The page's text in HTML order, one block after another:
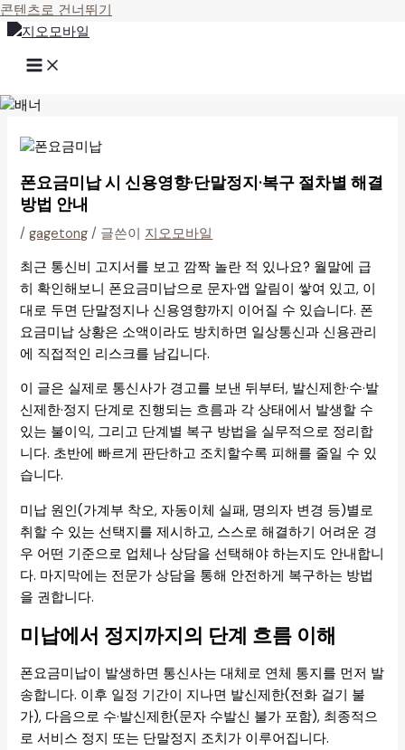
콘텐츠로 건너뛰기
폰요금미납 시 신용영향·단말정지·복구 절차별 해결
방법 안내
/gagetong / 글쓴이 지오모바일
최근 통신비 고지서를 보고 깜짝 놀란 적 있나요? 월말에 급
히 확인해보니 폰요금미납으로 문자·앱 알림이 쌓여 있고, 이
대로 두면 단말정지나 신용영향까지 이어질 수 있습니다. 폰
요금미납 상황은 소액이라도 방치하면 일상통신과 신용관리
에 직접적인 리스크를 남깁니다.
이 글은 실제로 통신사가 경고를 보낸 뒤부터, 발신제한·수·발
신제한·정지 단계로 진행되는 흐름과 각 상태에서 발생할 수
있는 불이익, 그리고 단계별 복구 방법을 실무적으로 정리합
니다. 초반에 빠르게 판단하고 조치할수록 피해를 줄일 수 있
습니다.
미납 원인(가계부 착오, 자동이체 실패, 명의자 변경 등)별로
취할 수 있는 선택지를 제시하고, 스스로 해결하기 어려운 경
우 어떤 기준으로 업체나 상담을 선택해야 하는지도 안내합니
다. 마지막에는 전문가 상담을 통해 안전하게 복구하는 방법
을 권합니다.
미납에서 정지까지의 단계 흐름 이해
폰요금미납이 발생하면 통신사는 대체로 연체 통지를 먼저 발
송합니다. 이후 일정 기간이 지나면 발신제한(전화 걸기 불
가), 다음으로 수·발신제한(문자 수발신 불가 포함), 최종적으
로 서비스 정지 또는 단말정지 조치가 이루어집니다.